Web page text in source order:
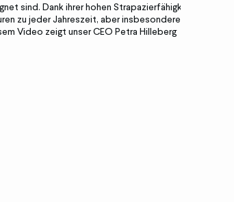
sind. Dank ihrer hohen Strapazierfähigkeit,
zu jeder Jahreszeit, aber insbesondere auch
Video zeigt unser CEO Petra Hilleberg